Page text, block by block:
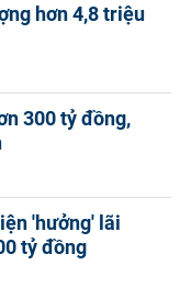
hơn 4,8 triệu
300 tỷ đồng,
'hưởng' lãi
tỷ đồng